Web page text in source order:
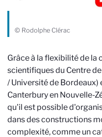
© Rodolphe Clérac
Grâce à la flexibilité de la
scientifiques du Centre
/ Université de Bordeaux)
Canterbury en Nouvelle-
qu'il est possible
dans des constructions
complexité, comme un